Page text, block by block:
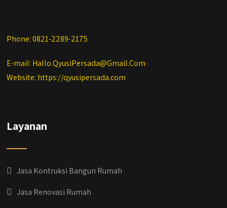
Phone: 0821-2289-2175
E-mail: Hallo.QyusiPersada@Gmail.Com
Website: https://qyusipersada.com
Layanan
Jasa Kontruksi Bangun Rumah
Jasa Renovasi Rumah